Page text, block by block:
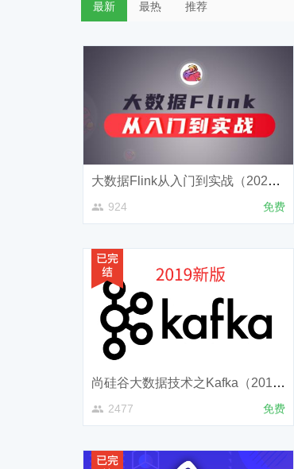
最新 最热 推荐
大数据Flink从入门到实战（2020升级版）
924 免费
尚硅谷大数据技术之Kafka（2019新版）
2477 免费